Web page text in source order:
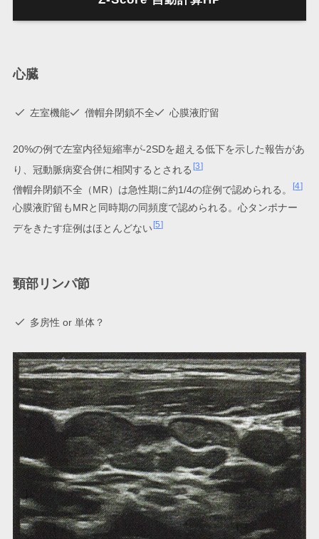
心臓
左室機能 僧帽弁閉鎖不全 心膜液貯留
20%の例で左室内径短縮率が-2SDを超える低下を示した報告があ
り、冠動脈病変合併に相関するとされる 3
僧帽弁閉鎖不全（MR）は急性期に約1/4の症例で認められる。 4
心膜液貯留もMRと同時期の同頻度で認められる。心タンポナー
デをきたす症例はほとんどない 5
頸部リンパ節
多房性 or 単体？